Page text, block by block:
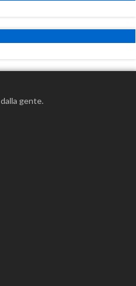
gente.